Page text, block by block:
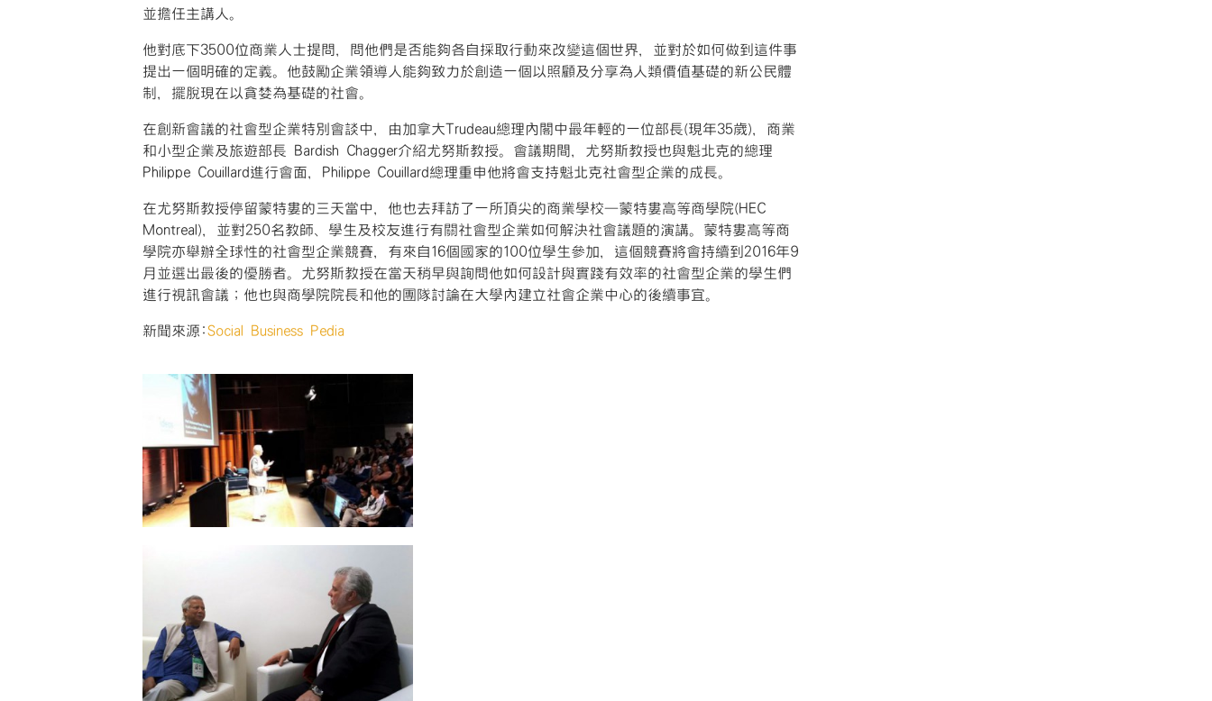
並擔任主講人。
他對底下3500位商業人士提問，問他們是否能夠各自採取行動來改變這個世界，並對於如何做到這件事
提出一個明確的定義。他鼓勵企業領導人能夠致力於創造一個以照顧及分享為人類價值基礎的新公民體
制，擺脫現在以貪婪為基礎的社會。
在創新會議的社會型企業特別會談中，由加拿大Trudeau總理內閣中最年輕的一位部長(現年35歲)，商業
和小型企業及旅遊部長 Bardish Chagger介紹尤努斯教授。會議期間，尤努斯教授也與魁北克的總理
Philippe Couillard進行會面，Philippe Couillard總理重申他將會支持魁北克社會型企業的成長。
在尤努斯教授停留蒙特婁的三天當中，他也去拜訪了一所頂尖的商業學校—蒙特婁高等商學院(HEC
Montreal)，並對250名教師、學生及校友進行有關社會型企業如何解決社會議題的演講。蒙特婁高等商
學院亦舉辦全球性的社會型企業競賽，有來自16個國家的100位學生參加，這個競賽將會持續到2016年9
月並選出最後的優勝者。尤努斯教授在當天稍早與詢問他如何設計與實踐有效率的社會型企業的學生們
進行視訊會議；他也與商學院院長和他的團隊討論在大學內建立社會企業中心的後續事宜。
新聞來源:Social Business Pedia